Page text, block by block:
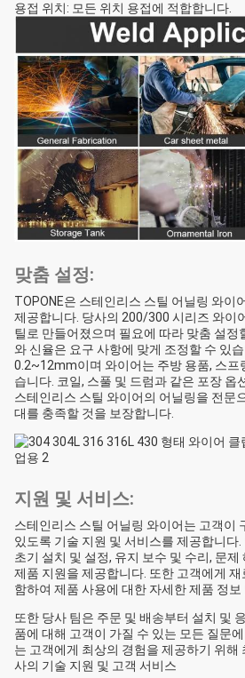
용접 위치: 모든 위치 용접에 적합합니다.
맞춤 설정:
TOPONE은 스테인리스 스틸 어닐링 와이
제공합니다. 당사의 200/300 시리즈 와이
틸로 만들어졌으며 필요에 따라 맞춤 설정
와 신율은 요구 사항에 맞게 조정할 수 있
0.2~12mm이며 와이어는 주방 용품, 스프
습니다. 코일, 스풀 및 드럼과 같은 포장 옵
스테인리스 스틸 와이어의 어닐링을 전문
대를 충족할 것을 보장합니다.
지원 및 서비스:
스테인리스 스틸 어닐링 와이어는 고객이
있도록 기술 지원 및 서비스를 제공합니다
초기 설치 및 설정, 유지 보수 및 수리, 문
제품 지원을 제공합니다. 또한 고객에게
함하여 제품 사용에 대한 자세한 제품 정
또한 당사 팀은 주문 및 배송부터 설치 및
품에 대해 고객이 가질 수 있는 모든 질문
는 고객에게 최상의 경험을 제공하기 위해
사의 기술 지원 및 고객 서비스